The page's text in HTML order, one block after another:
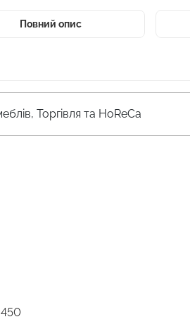
Повний опис
Торгівля та HoReCa